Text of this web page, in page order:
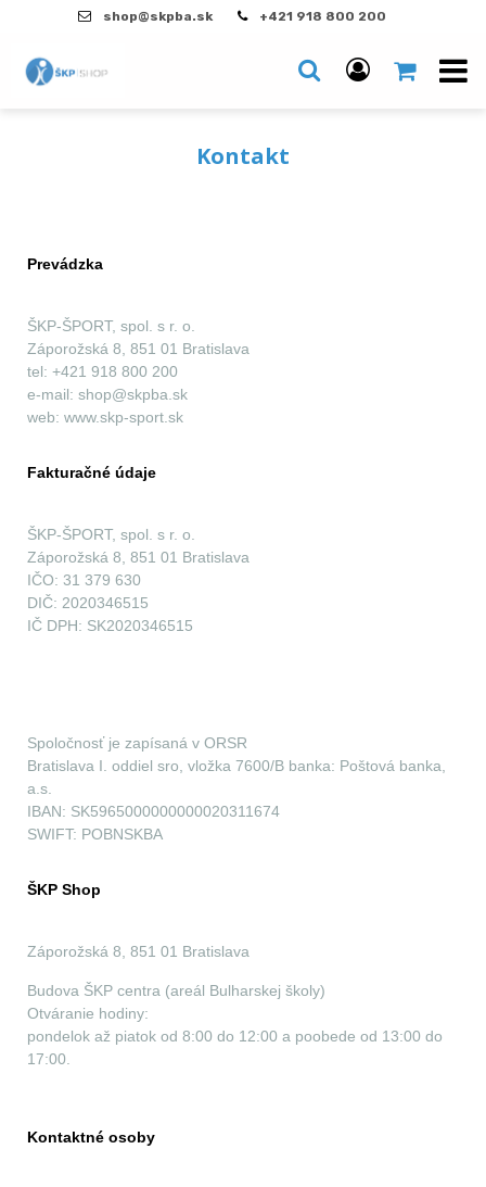
shop@skpba.sk +421 918 800 200
Kontakt
Prevádzka
ŠKP-ŠPORT, spol. s r. o.
Záporožská 8, 851 01 Bratislava
tel: +421 918 800 200
e-mail: shop@skpba.sk
web: www.skp-sport.sk
Fakturačné údaje
ŠKP-ŠPORT, spol. s r. o.
Záporožská 8, 851 01 Bratislava
IČO: 31 379 630
DIČ: 2020346515
IČ DPH: SK2020346515
Spoločnosť je zapísaná v ORSR
Bratislava I. oddiel sro, vložka 7600/B banka: Poštová banka,
a.s.
IBAN: SK5965000000000020311674
SWIFT: POBNSKBA
ŠKP Shop
Záporožská 8, 851 01 Bratislava
Budova ŠKP centra (areál Bulharskej školy)
Otváranie hodiny:
pondelok až piatok od 8:00 do 12:00 a poobede od 13:00 do
17:00
Kontaktné osoby